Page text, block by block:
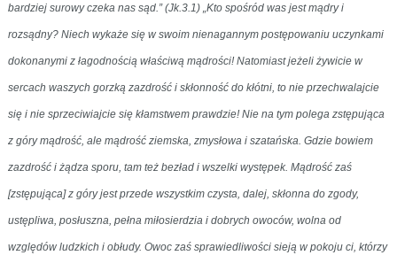
bardziej surowy czeka nas sąd.” (Jk.3.1) „Kto spośród was jest mądry i
rozsądny? Niech wykaże się w swoim nienagannym postępowaniu uczynkami
dokonanymi z łagodnością właściwą mądrości! Natomiast jeżeli żywicie w
sercach waszych gorzką zazdrość i skłonność do kłótni, to nie przechwalajcie
się i nie sprzeciwiajcie się kłamstwem prawdzie! Nie na tym polega zstępująca
z góry mądrość, ale mądrość ziemska, zmysłowa i szatańska. Gdzie bowiem
zazdrość i żądza sporu, tam też bezład i wszelki występek. Mądrość zaś
[zstępująca] z góry jest przede wszystkim czysta, dalej, skłonna do zgody,
ustępliwa, posłuszna, pełna miłosierdzia i dobrych owoców, wolna od
względów ludzkich i obłudy. Owoc zaś sprawiedliwości sieją w pokoju ci, którzy